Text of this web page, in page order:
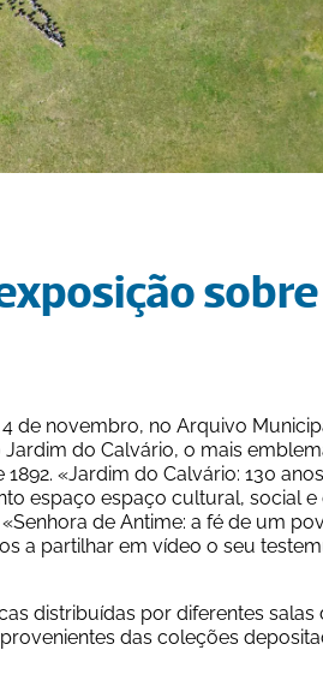
de novembro, no Arquivo
do Calvário, o mais
«Jardim do Calvário: 130
espaço espaço cultural, social
de Antime: a fé de um
a partilhar em vídeo o seu
distribuídas por diferentes
das coleções